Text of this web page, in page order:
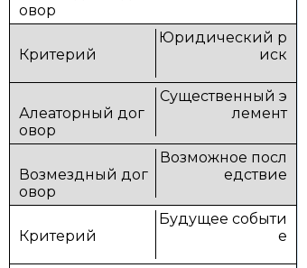
Юридический р
иск
Существенный э
лемент
Возможное посл
едствие
Будущее событи
е